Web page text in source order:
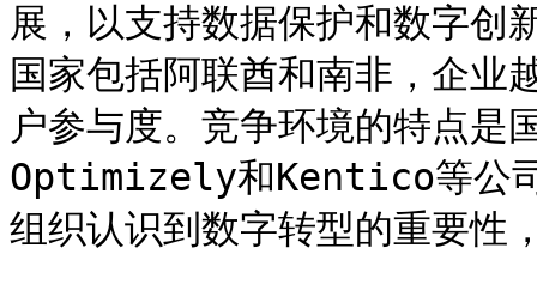
展，以支持数据保护和数字创
国家包括阿联酋和南非，企业
户参与度。竞争环境的特点是
Optimizely和Kentico等公司
组织认识到数字转型的重要性